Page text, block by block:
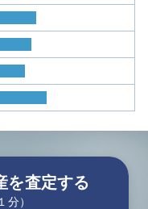
を査定する
分）